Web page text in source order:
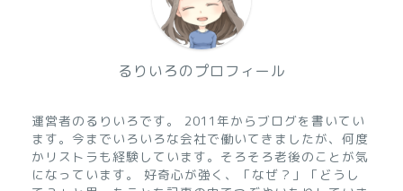
るりいろのプロフィール
運営者のるりいろです。 2011年からブログを書いてい
ます。今までいろいろな会社で働いてきましたが、何度
かリストラも経験しています。そろそろ老後のことが気
になっています。 好奇心が強く、「なぜ？」「どうし